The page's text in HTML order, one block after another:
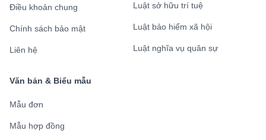
Điều khoản chung
Chính sách bảo mật
Liên hệ
Luật sở hữu trí tuệ
Luật bảo hiểm xã hội
Luật nghĩa vụ quân sự
Văn bản & Biểu mẫu
Mẫu đơn
Mẫu hợp đồng